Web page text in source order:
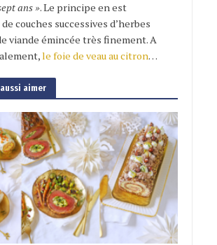
ans ». Le principe en est
couches successives d’herbes
viande émincée très finement. A
le foie de veau au citron…
aimer